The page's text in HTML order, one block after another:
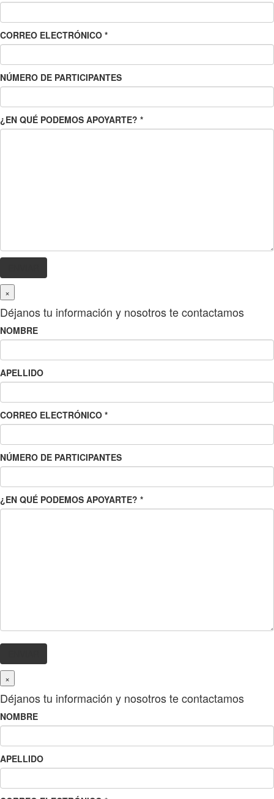
CORREO ELECTRÓNICO *
NÚMERO DE PARTICIPANTES
¿EN QUÉ PODEMOS APOYARTE? *
×
Déjanos tu información y nosotros te contactamos
NOMBRE
APELLIDO
CORREO ELECTRÓNICO *
NÚMERO DE PARTICIPANTES
¿EN QUÉ PODEMOS APOYARTE? *
×
Déjanos tu información y nosotros te contactamos
NOMBRE
APELLIDO